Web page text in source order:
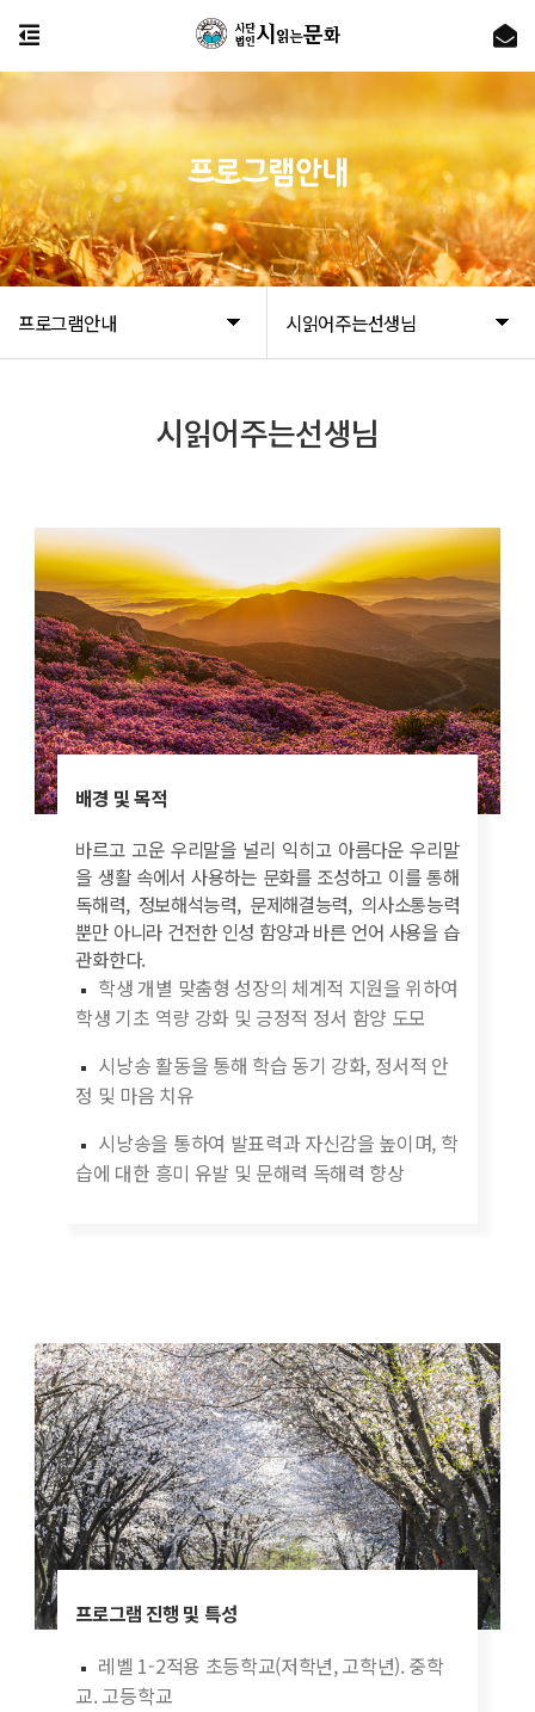
프로그램안내 시읽어주는선생님
프로그램안내
시읽어주는선생님
배경 및 목적
바르고 고운 우리말을 널리 익히고 아름다운 우리말
을 생활 속에서 사용하는 문화를 조성하고 이를 통해
독해력, 정보해석능력, 문제해결능력, 의사소통능력
뿐만 아니라 건전한 인성 함양과 바른 언어 사용을 습
관화한다.
학생 개별 맞춤형 성장의 체계적 지원을 위하여
학생 기초 역량 강화 및 긍정적 정서 함양 도모
시낭송 활동을 통해 학습 동기 강화, 정서적 안
정 및 마음 치유
시낭송을 통하여 발표력과 자신감을 높이며, 학
습에 대한 흥미 유발 및 문해력 독해력 향상
프로그램 진행 및 특성
레벨 1-2적용 초등학교(저학년, 고학년). 중학
교. 고등학교